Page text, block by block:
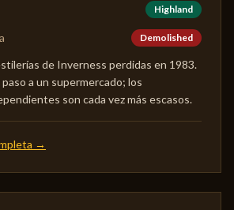
Highland
Demolished
de Inverness perdidas en 1983.
a un supermercado; los
son cada vez más escasos.
→